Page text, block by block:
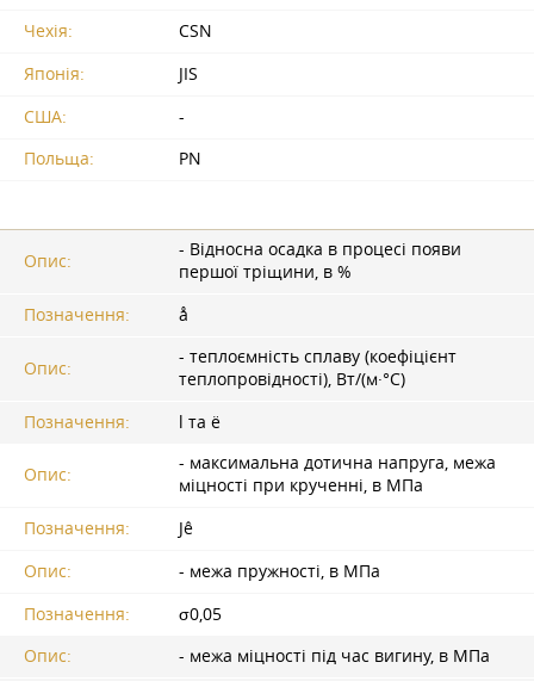
Чехія:
CSN
Японія:
JIS
США:
-
Польща:
PN
Опис:
- Відносна осадка в процесі появи
першої тріщини, в %
Позначення:
å
Опис:
- теплоємність сплаву (коефіцієнт
теплопровідності), Вт/(м·°С)
Позначення:
l та ë
Опис:
- максимальна дотична напруга, межа
міцності при крученні, в МПа
Позначення:
Jê
Опис:
- межа пружності, в МПа
Позначення:
σ0,05
Опис:
- межа міцності під час вигину, в МПа